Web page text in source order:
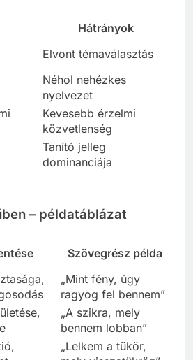
Hátrányok
Elvont témaválasztás
Néhol nehézkes
nyelvezet
Kevesebb érzelmi
közvetlenség
Tanító jelleg
dominanciája
– példatáblázat
Szövegrész példa
„Mint fény, úgy
ragyog fel bennem”
„A szikra, mely
bennem lobban”
„Lelkem a tükör,